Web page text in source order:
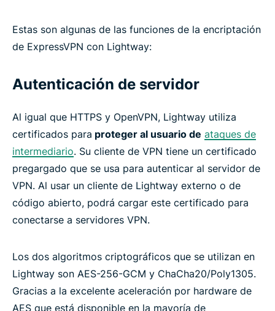
Estas son algunas de las funciones de la encriptación
de ExpressVPN con Lightway:
Autenticación de servidor
Al igual que HTTPS y OpenVPN, Lightway utiliza
certificados para proteger al usuario de ataques de
intermediario. Su cliente de VPN tiene un certificado
pregargado que se usa para autenticar al servidor de
VPN. Al usar un cliente de Lightway externo o de
código abierto, podrá cargar este certificado para
conectarse a servidores VPN.
Los dos algoritmos criptográficos que se utilizan en
Lightway son AES-256-GCM y ChaCha20/Poly1305.
Gracias a la excelente aceleración por hardware de
AES que está disponible en la mayoría de